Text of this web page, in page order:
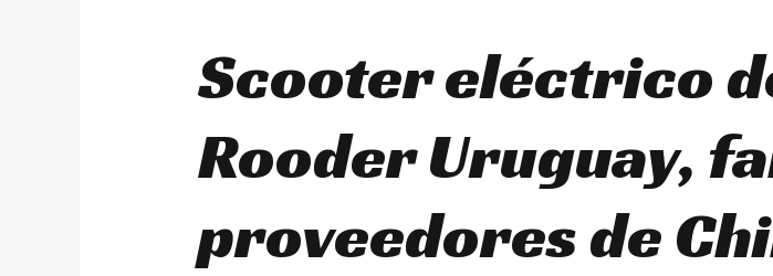
Scooter eléctrico
Rooder Uruguay,
proveedores de